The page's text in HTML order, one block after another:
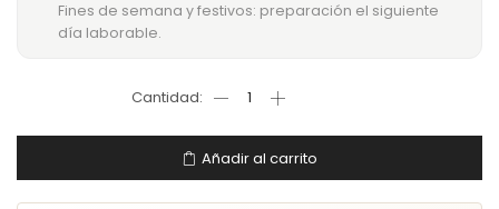
Fines de semana y festivos: preparación el siguiente
día laborable.
Añadir al carrito